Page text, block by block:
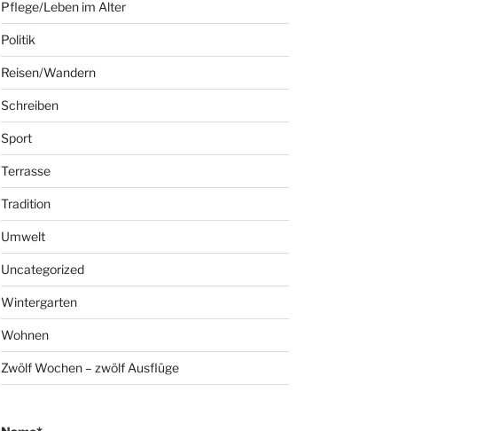
Pflege/Leben im Alter
Politik
Reisen/Wandern
Schreiben
Sport
Terrasse
Tradition
Umwelt
Uncategorized
Wintergarten
Wohnen
Zwölf Wochen – zwölf Ausflüge